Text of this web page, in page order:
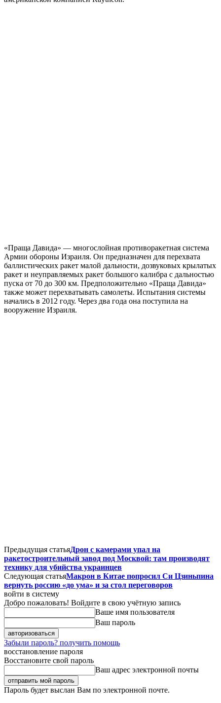
«Праща Давида» — многослойная противоракетная система
Армии обороны Израиля. Он предназначен для перехвата
баллистических ракет малой дальности, дозвуковых крылатых
ракет и неуправляемых ракет большого калибра с дальностью
пуска от 70 до 300 км. Предположительно «Праща Давида»
также может перехватывать самолеты. Испытания системы
начались в 2012 году. Через два года она поступила на
вооружение Израиля.
Предыдущая статьяДрон с камерами упал на
ракетостроительный завод под Москвой: там производят
технику для убийства украинцев
Следующая статьяМакрон в Китае попросил Си Цзиньпина
вернуть россию «до ума» и за стол переговоров
войти в систему
Добро пожаловать! Войдите в свою учётную запись
Ваше имя пользователя
Ваш пароль
Забыли пароль? получить помощь
восстановление пароля
Восстановите свой пароль
Ваш адрес электронной почты
Пароль будет выслан Вам по электронной почте.